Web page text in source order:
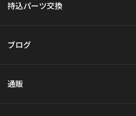
持込パーツ交換
ブログ
通販